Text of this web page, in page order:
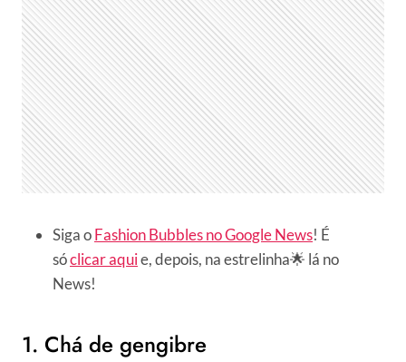
Siga oFashion Bubbles no Google News! É
sóclicar aquie, depois, na estrelinha🌟 lá no
News!
1. Chá de gengibre